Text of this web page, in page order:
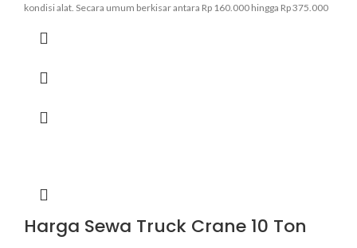
kondisi alat. Secara umum berkisar antara Rp 160.000 hingga Rp 375.000
Harga Sewa Truck Crane 10 Ton